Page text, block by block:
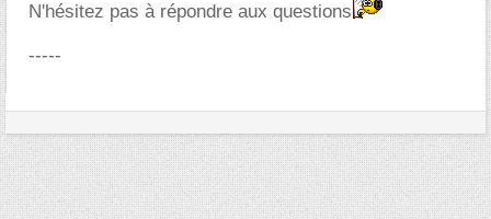
N'hésitez pas à répondre aux questions
-----